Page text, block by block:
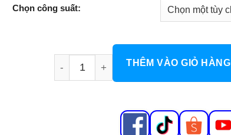
Chọn công suất:
Đèn Đường NLMT Pin Rời H75 số lượng
THÊM VÀO GIỎ HÀNG